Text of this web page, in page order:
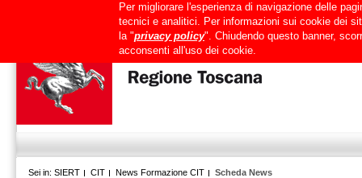
Mappa del sito RTRT Intranet
Sei in: SIERT CIT News Formazione CIT Scheda News
Per migliorare l'esperienza di navigazione delle
tecnici e analitici. Per informazioni sui cookie dei
la "privacy policy". Chiudendo questo banner,
acconsenti all'uso dei cookie.